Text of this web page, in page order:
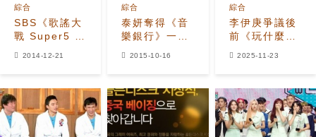
SBS《歌謠大
戰 Super5 頒
綜合
2014-12-21
泰妍奪得《音
樂銀行》一位
綜合
2015-10-16
李伊庚爭議後
前《玩什麼好
綜合
2025-11-23